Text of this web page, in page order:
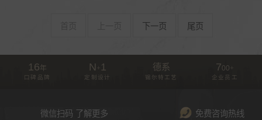
下一页 尾页
16年
口碑品牌
N + 1
定制设计
德系
锡尔特工艺
7 00 +
企业员工
微信扫码 了解更多 免费咨询热线